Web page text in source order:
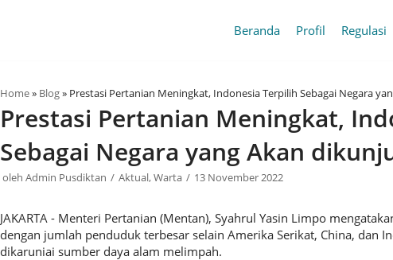
Beranda Profil Regulasi
Home» Blog» Prestasi Pertanian Meningkat, Indonesia Terpilih Sebagai Negara
Prestasi Pertanian Meningkat,
Sebagai Negara yang Akan
oleh Admin Pusdiktan Aktual,Warta 13 November 2022
JAKARTA - Menteri Pertanian (Mentan), Syahrul Yasin Limpo
dengan jumlah penduduk terbesar selain Amerika Serikat, China, dan
dikaruniai sumber daya alam melimpah.